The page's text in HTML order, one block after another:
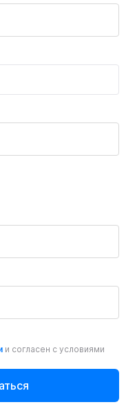
и согласен с условиями